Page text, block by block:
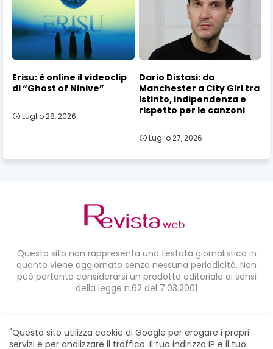
Erisu: è online il videoclip
di “Ghost of Ninive”
Luglio 28, 2026
Dario Distasi: da
Manchester a City Girl tra
istinto, indipendenza e
rispetto per le canzoni
Luglio 27, 2026
Questo sito non rappresenta una testata giornalistica in
quanto viene aggiornato senza nessuna periodicità. Non
può pertanto considerarsi un prodotto editoriale ai sensi
della legge n.62 del 7.03.2001
"Questo sito utilizza cookie di Google per erogare i propri
servizi e per analizzare il traffico. Il tuo indirizzo IP e il tuo